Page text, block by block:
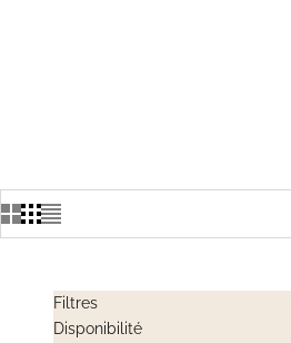
Filtres
Disponibilité